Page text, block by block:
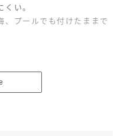
い。
プールでも付けたままで
い！」と大人気な素材で